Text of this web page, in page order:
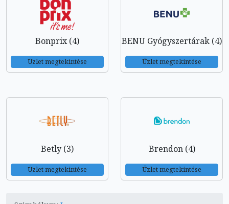
Bonprix (4)
Üzlet megtekintése
BENU Gyógyszertárak (4)
Üzlet megtekintése
Betly (3)
Üzlet megtekintése
Brendon (4)
Üzlet megtekintése